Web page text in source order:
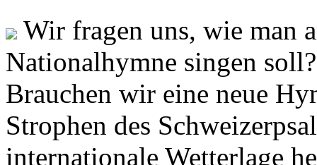
Wir fragen uns, wie man
Nationalhymne singen
Brauchen wir eine neue
Strophen des
internationale Wetterlage